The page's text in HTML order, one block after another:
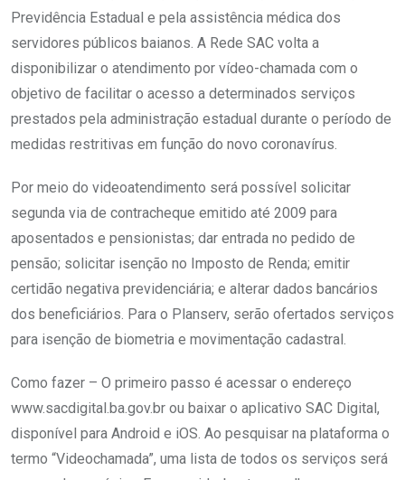
Previdência Estadual e pela assistência médica dos
servidores públicos baianos. A Rede SAC volta a
disponibilizar o atendimento por vídeo-chamada com o
objetivo de facilitar o acesso a determinados serviços
prestados pela administração estadual durante o período de
medidas restritivas em função do novo coronavírus.
Por meio do videoatendimento será possível solicitar
segunda via de contracheque emitido até 2009 para
aposentados e pensionistas; dar entrada no pedido de
pensão; solicitar isenção no Imposto de Renda; emitir
certidão negativa previdenciária; e alterar dados bancários
dos beneficiários. Para o Planserv, serão ofertados serviços
para isenção de biometria e movimentação cadastral.
Como fazer – O primeiro passo é acessar o endereço
www.sacdigital.ba.gov.br ou baixar o aplicativo SAC Digital,
disponível para Android e iOS. Ao pesquisar na plataforma o
termo “Videochamada”, uma lista de todos os serviços será